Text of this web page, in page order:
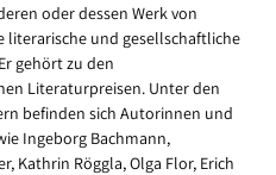
oder dessen Werk von
literarische und gesellschaftliche
gehört zu den
Literaturpreisen. Unter den
befinden sich Autorinnen und
Ingeborg Bachmann,
Kathrin Röggla, Olga Flor, Erich